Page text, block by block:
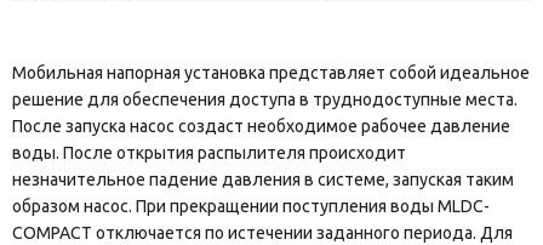
Мобильная напорная установка представляет собой идеальное
решение для обеспечения доступа в труднодоступные места.
После запуска насос создаст необходимое рабочее давление
воды. После открытия распылителя происходит
незначительное падение давления в системе, запуская таким
образом насос. При прекращении поступления воды MLDC-
COMPACT отключается по истечении заданного периода. Для